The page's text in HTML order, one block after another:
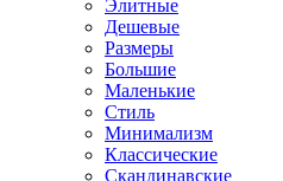
Элитные
Дешевые
Размеры
Большие
Маленькие
Стиль
Минимализм
Классические
Скандинавские